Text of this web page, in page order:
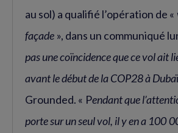
au sol) a qualifié l’opération de «
façade », dans un communiqué
pas une coïncidence que ce vol ait
avant le début de la COP28 à Duba
Grounded. « Pendant que
porte sur un seul vol, il y en a 100